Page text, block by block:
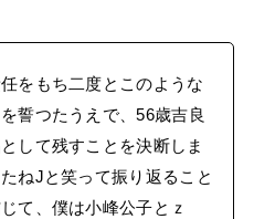
をもち二度とこのような
誓つたうえで、56歳吉良
して残すことを決断しま
ねJと笑って振り返ること
て、僕は小峰公子とｚ